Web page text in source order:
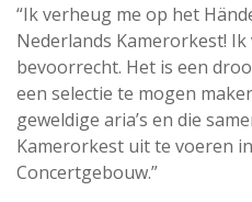
“Ik verheug me op het
Nederlands Kamerorkest!
bevoorrecht. Het is een
een selectie te mogen
geweldige aria’s en die
Kamerorkest uit te voeren
Concertgebouw.”